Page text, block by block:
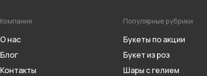
Компания
О нас
Блог
Контакты
Популярные рубрики
Букеты по акции
Букет из роз
Шары с гелием